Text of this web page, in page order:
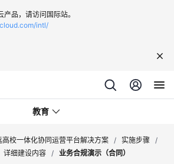
品，请访问国际站。
intl/
教育
高校一体化协同运营平台解决方案 / 实施步骤
/
详细建设内容 / 业务合规演示（合同）